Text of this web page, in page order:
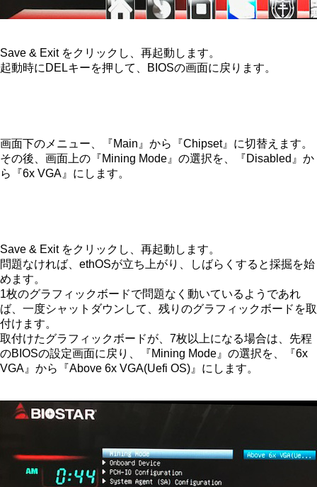
Save & Exit をクリックし、再起動します。
起動時にDELキーを押して、BIOSの画面に戻ります。
画面下のメニュー、『Main』から『Chipset』に切替えます。
その後、画面上の『Mining Mode』の選択を、『Disabled』か
ら『6x VGA』にします。
Save & Exit をクリックし、再起動します。
問題なければ、ethOSが立ち上がり、しばらくすると採掘を始
めます。
1枚のグラフィックボードで問題なく動いているようであれ
ば、一度シャットダウンして、残りのグラフィックボードを取
付けます。
取付けたグラフィックボードが、7枚以上になる場合は、先程
のBIOSの設定画面に戻り、『Mining Mode』の選択を、『6x
VGA』から『Above 6x VGA(Uefi OS)』にします。